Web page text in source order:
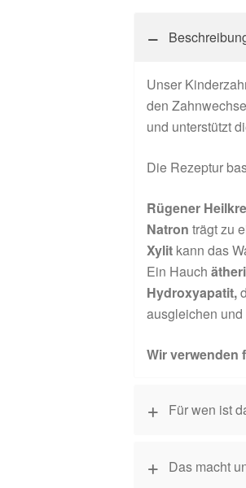
Unser
den
und unterstützt
Die Rezeptur
Rügener
Natron trägt zu
Xylit kann das
Ein Hauch
Hydroxyapatit,
ausgleichen
Wir verwenden
Für wen ist
Das macht